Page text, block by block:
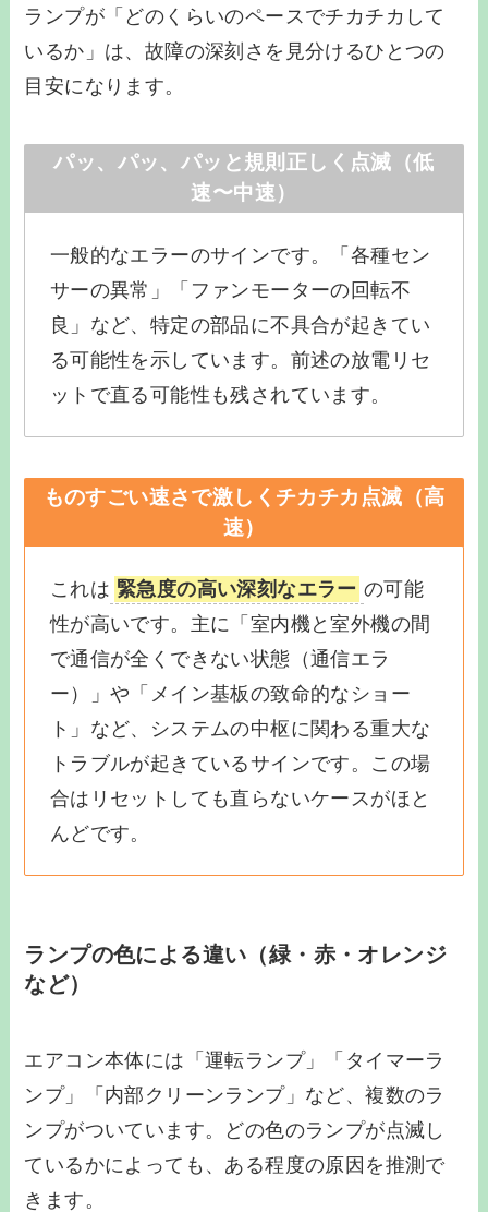
ランプが「どのくらいのペースでチカチカして
いるか」は、故障の深刻さを見分けるひとつの
目安になります。
パッ、パッ、パッと規則正しく点滅（低
速〜中速）
一般的なエラーのサインです。「各種セン
サーの異常」「ファンモーターの回転不
良」など、特定の部品に不具合が起きてい
る可能性を示しています。前述の放電リセ
ットで直る可能性も残されています。
ものすごい速さで激しくチカチカ点滅（高
速）
これは 緊急度の高い深刻なエラー の可能
性が高いです。主に「室内機と室外機の間
で通信が全くできない状態（通信エラ
ー）」や「メイン基板の致命的なショー
ト」など、システムの中枢に関わる重大な
トラブルが起きているサインです。この場
合はリセットしても直らないケースがほと
んどです。
ランプの色による違い（緑・赤・オレンジ
など）
エアコン本体には「運転ランプ」「タイマーラ
ンプ」「内部クリーンランプ」など、複数のラ
ンプがついています。どの色のランプが点滅し
ているかによっても、ある程度の原因を推測で
きます。